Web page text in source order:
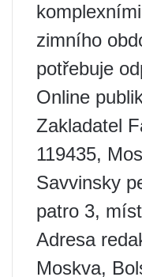
zimního
potřebuje
Online
Zakladatel
119435,
Savvinsky
patro 3,
Adresa
Moskva,